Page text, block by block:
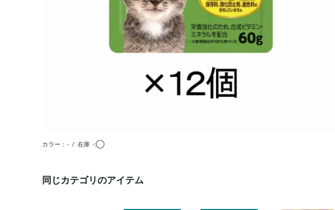
カラー：- / 在庫 -:◯
同じカテゴリのアイテム